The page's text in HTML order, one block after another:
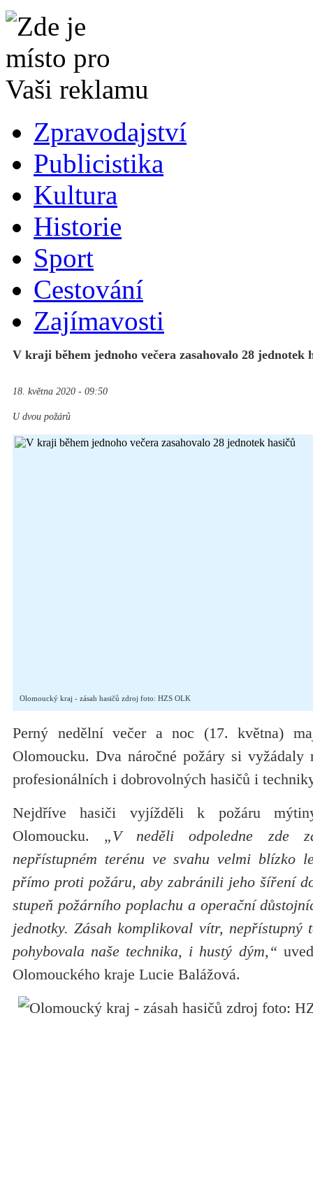
Zpravodajství
Publicistika
Kultura
Historie
Sport
Cestování
Zajímavosti
V kraji během jednoho večera zasahovalo 28 jednotek
18. května 2020 - 09:50
U dvou požárů
Olomoucký kraj - zásah hasičů zdroj foto: HZS OLK
Perný nedělní večer a noc (17. května)
Olomoucku. Dva náročné požáry si vyžádaly
profesionálních i dobrovolných hasičů i
Nejdříve hasiči vyjížděli k požáru
Olomoucku. „V neděli odpoledne zde
nepřístupném terénu ve svahu velmi blízko
přímo proti požáru, aby zabránili jeho šíření
stupeň požárního poplachu a operační
jednotky. Zásah komplikoval vítr, nepřístupný
pohybovala naše technika, i hustý dým,“
Olomouckého kraje Lucie Balážová.